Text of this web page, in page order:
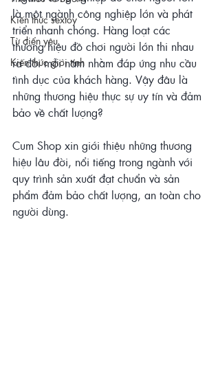
Kiến thức sextoy
Từ điển yêu
Kiến thức giới tính
là một ngành công nghiệp lớn và phát
triển nhanh chóng. Hàng loạt các
thương hiệu đồ chơi người lớn thi nhau
ra đời mỗi năm nhằm đáp ứng nhu cầu
tình dục của khách hàng. Vậy đâu là
những thương hiệu thực sự uy tín và đảm
bảo về chất lượng?
Cum Shop xin giới thiệu những thương
hiệu lâu đời, nổi tiếng trong ngành với
quy trình sản xuất đạt chuẩn và sản
phẩm đảm bảo chất lượng, an toàn cho
người dùng.